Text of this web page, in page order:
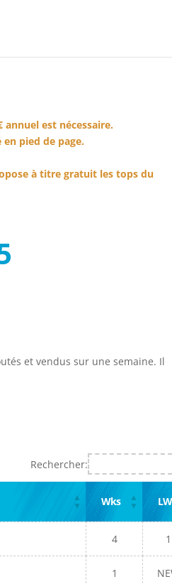
annuel est nécessaire.
pied de page.
à titre gratuit les tops du
et vendus sur une semaine. Il
Rechercher:
Wks LW
4 1
1